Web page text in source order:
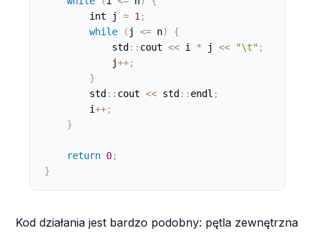
        int j
= 1 ;
while
( j <= n)
{
            std
: : cout << i * j << "\t" ;
            j
++;
}
        std
: : cout << std : : endl ;
        i
++;
}
return 0;
}
Kod działania jest bardzo podobny: pętla zewnętrzna